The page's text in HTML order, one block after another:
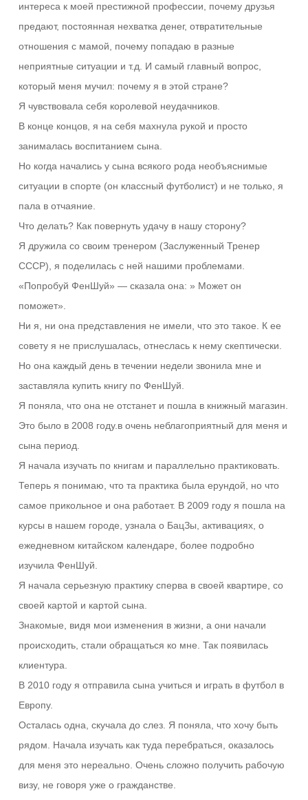
интереса к моей престижной профессии, почему друзья
предают, постоянная нехватка денег, отвратительные
отношения с мамой, почему попадаю в разные
неприятные ситуации и т.д. И самый главный вопрос,
который меня мучил: почему я в этой стране?
Я чувствовала себя королевой неудачников.
В конце концов, я на себя махнула рукой и просто
занималась воспитанием сына.
Но когда начались у сына всякого рода необъяснимые
ситуации в спорте (он классный футболист) и не только, я
пала в отчаяние.
Что делать? Как повернуть удачу в нашу сторону?
Я дружила со своим тренером (Заслуженный Тренер
СССР), я поделилась с ней нашими проблемами.
«Попробуй ФенШуй» — сказала она: » Может он
поможет».
Ни я, ни она представления не имели, что это такое. К ее
совету я не прислушалась, отнеслась к нему скептически.
Но она каждый день в течении недели звонила мне и
заставляла купить книгу по ФенШуй.
Я поняла, что она не отстанет и пошла в книжный магазин.
Это было в 2008 году.в очень неблагоприятный для меня и
сына период.
Я начала изучать по книгам и параллельно практиковать.
Теперь я понимаю, что та практика была ерундой, но что
самое прикольное и она работает. В 2009 году я пошла на
курсы в нашем городе, узнала о БацЗы, активациях, о
ежедневном китайском календаре, более подробно
изучила ФенШуй.
Я начала серьезную практику сперва в своей квартире, со
своей картой и картой сына.
Знакомые, видя мои изменения в жизни, а они начали
происходить, стали обращаться ко мне. Так появилась
клиентура.
В 2010 году я отправила сына учиться и играть в футбол в
Европу.
Осталась одна, скучала до слез. Я поняла, что хочу быть
рядом. Начала изучать как туда перебраться, оказалось
для меня это нереально. Очень сложно получить рабочую
визу, не говоря уже о гражданстве.